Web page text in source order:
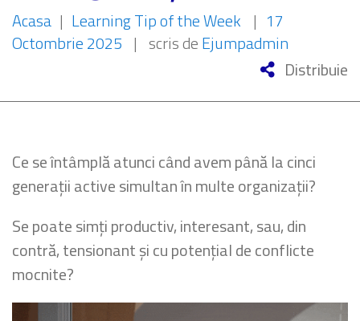
Acasa | Learning Tip of the Week | 17
Octombrie 2025 | scris deEjumpadmin
Distribuie
Ce se întâmplă atunci când avem până la cinci
generații active simultan în multe organizații?
Se poate simți productiv, interesant, sau, din
contră, tensionant și cu potențial de conflicte
mocnite?